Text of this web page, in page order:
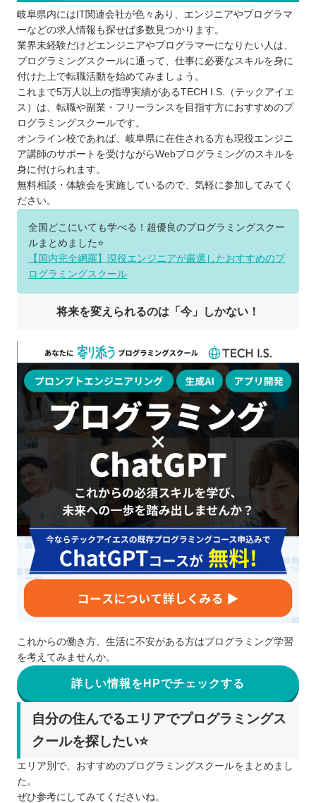
岐阜県内にはIT関連会社が色々あり、エンジニアやプログラマ
ーなどの求人情報も探せば多数見つかります。
業界未経験だけどエンジニアやプログラマーになりたい人は、
プログラミングスクールに通って、仕事に必要なスキルを身に
付けた上で転職活動を始めてみましょう。
これまで5万人以上の指導実績があるTECH I.S.（テックアイエ
ス）は、転職や副業・フリーランスを目指す方におすすめのプ
ログラミングスクールです。
オンライン校であれば、岐阜県に在住される方も現役エンジニ
ア講師のサポートを受けながらWebプログラミングのスキルを
身に付けられます。
無料相談・体験会を実施しているので、気軽に参加してみてく
ださい。
全国どこにいても学べる！超優良のプログラミングスクー
ルまとめました⭐️
【国内完全網羅】現役エンジニアが厳選したおすすめのプ
ログラミングスクール
将来を変えられるのは「今」しかない！
これからの働き方、生活に不安がある方はプログラミング学習
を考えてみませんか。
詳しい情報をHPでチェックする
自分の住んでるエリアでプログラミングス
クールを探したい⭐️
エリア別で、おすすめのプログラミングスクールをまとめまし
た。
ぜひ参考にしてみてくださいね。